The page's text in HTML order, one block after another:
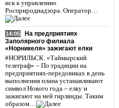
иск к управлению
Росприроднадзора. Оператор…
14:05
На предприятиях
Заполярного филиала
«Норникеля» зажигают елки
#НОРИЛЬСК. «Таймырский
телеграф» – По традиции на
предприятиях-передовиках в день
выполнения плана устанавливают
символ Нового года – елку и
зажигают на ней гирлянды. Таким
образом…